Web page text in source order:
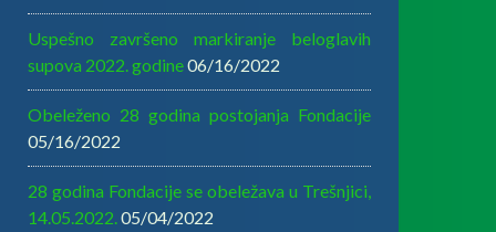
Uspešno završeno markiranje beloglavih
supova 2022. godine06/16/2022
Obeleženo 28 godina postojanja Fondacije
05/16/2022
28 godina Fondacije se obeležava u Trešnjici,
14.05.2022. 05/04/2022